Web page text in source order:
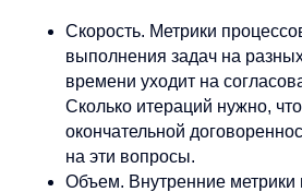
Скорость. Метрики
выполнения задач на
времени уходит на
Сколько итераций нужно,
окончательной
на эти вопросы.
Объем. Внутренние метрики